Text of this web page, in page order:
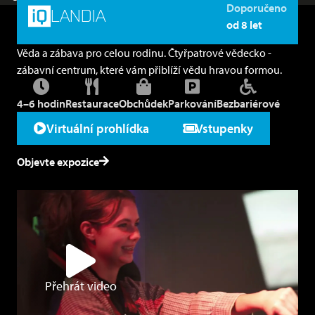
Přehrát video
LANDIA
Doporučeno
od 8 let
Věda a zábava pro celou rodinu. Čtyřpatrové vědecko -
zábavní centrum, které vám přiblíží vědu hravou formou.
4–6 hodinRestauraceObchůdekParkováníBezbariérové
Virtuální prohlídka Vstupenky
Objevte expozice